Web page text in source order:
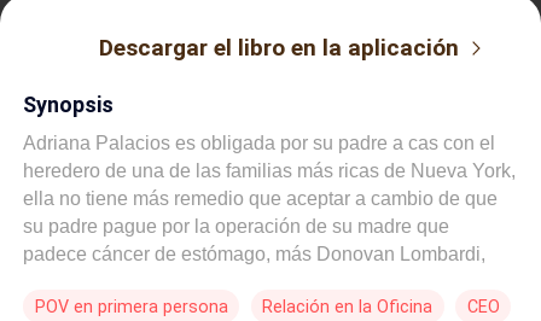
Descargar el libro en la aplicación
Synopsis
Adriana Palacios es obligada por su padre a cas con el
heredero de una de las familias más ricas de Nueva York,
ella no tiene más remedio que aceptar a cambio de que
su padre pague por la operación de su madre que
padece cáncer de estómago, más Donovan Lombardi,
única mujer que había amado pidiéndole que lo esperara,
POV en primera persona Relación en la Oficina CEO